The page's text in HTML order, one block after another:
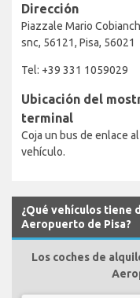
Dirección
Piazzale Mario
snc, 56121, Pisa, 56021
Tel: +39 331 1059029
Ubicación del
terminal
Coja un bus de enlace
vehículo.
¿Qué vehículos tiene
Aeropuerto de Pisa?
Los coches de